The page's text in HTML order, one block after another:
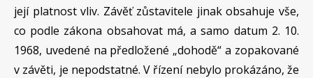
její platnost vliv. Závěť zůstavitele jinak obsahuje vše,
co podle zákona obsahovat má, a samo datum 2. 10.
1968, uvedené na předložené „dohodě“ a zopakované
v závěti, je nepodstatné. V řízení nebylo prokázáno, že